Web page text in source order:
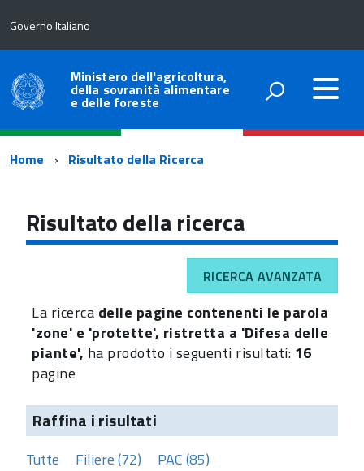
Governo Italiano
Ministero dell'agricoltura,
della sovranità alimentare
e delle foreste
Percorso
navigazione
Home Risultato della Ricerca
Risultato della ricerca
RICERCA AVANZATA
La ricerca delle pagine contenenti le parola
'zone' e 'protette', ristretta a 'Difesa delle
piante', ha prodotto i seguenti risultati: 16
pagine
Raffina i risultati
Tutte Filiere (72)
PAC (85)